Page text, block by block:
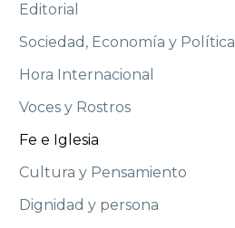
Editorial
Sociedad, Economía y Política
Hora Internacional
Voces y Rostros
Fe e Iglesia
Cultura y Pensamiento
Dignidad y persona